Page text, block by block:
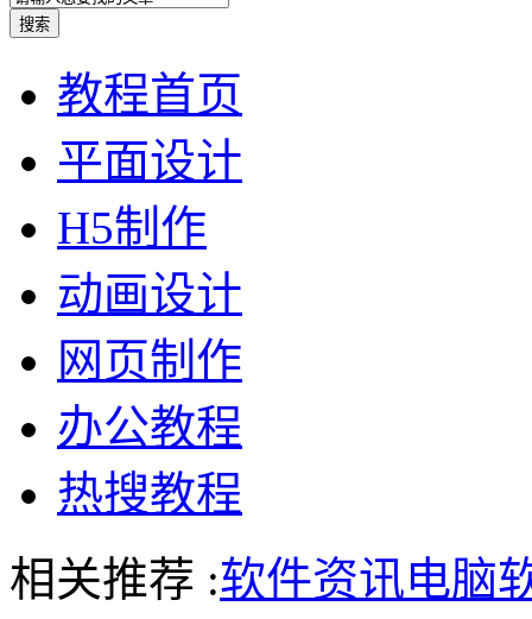
教程首页
平面设计
H5制作
动画设计
网页制作
办公教程
热搜教程
相关推荐 :软件资讯电脑